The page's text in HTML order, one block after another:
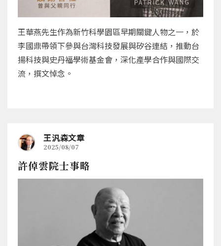
王華燕先生作為新竹科學園區早期關鍵人物之一，於
李國鼎帶領下參與台灣科技發展與矽谷連結，推動台
揚科技與史丹福學術基金會，深化產學合作與國際交
流，撰文悼念。
王汎森文章
2025/08/07
許倬雲院士事略